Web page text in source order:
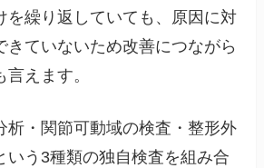
を繰り返していても、原因に対
きていないため改善につながら
えます。
析・関節可動域の検査・整形外
いう3種類の独自検査を組み合